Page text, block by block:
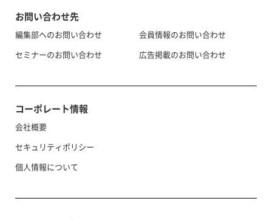
お問い合わせ先
編集部へのお問い合わせ
セミナーのお問い合わせ
会員情報のお問い合わせ
広告掲載のお問い合わせ
コーポレート情報
会社概要
セキュリティポリシー
個人情報について